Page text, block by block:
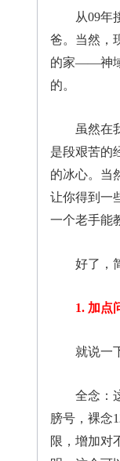
从09年接
爸。当然，
的家——神
的。
虽然在我
是段艰苦的
的冰心。当
让你得到一
一个老手能
好了，简
1. 加点
就说一下
全念：这
膀号，裸念
限，增加对